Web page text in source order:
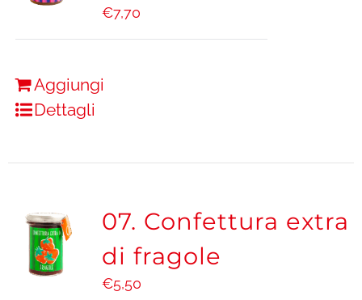
€7,70
Aggiungi
Dettagli
07. Confettura extra
di fragole
€5,50